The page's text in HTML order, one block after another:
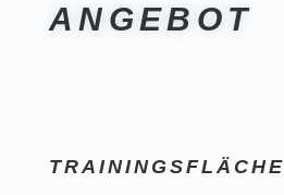
ANGEBOT
TRAININGSFLÄCHE